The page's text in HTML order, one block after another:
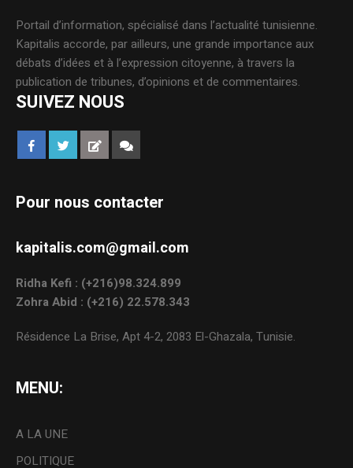
Portail d’information, spécialisé dans l’actualité tunisienne.
Kapitalis accorde, par ailleurs, une grande importance aux
débats d’idées et à l’expression citoyenne, à travers la
publication de tribunes, d’opinions et de commentaires.
SUIVEZ NOUS
Pour nous contacter
kapitalis.com@gmail.com
Ridha Kefi : (+216)98.324.899
Zohra Abid : (+216) 22.578.343
Résidence La Brise, Apt 4-2, 2083 El-Ghazala, Tunisie.
MENU:
A LA UNE
POLITIQUE